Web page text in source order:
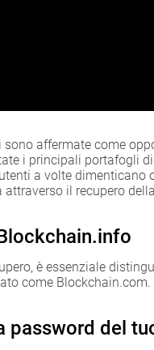
sono affermate come
i principali portafogli
a volte dimenticano
il recupero
è essenziale
come
password del